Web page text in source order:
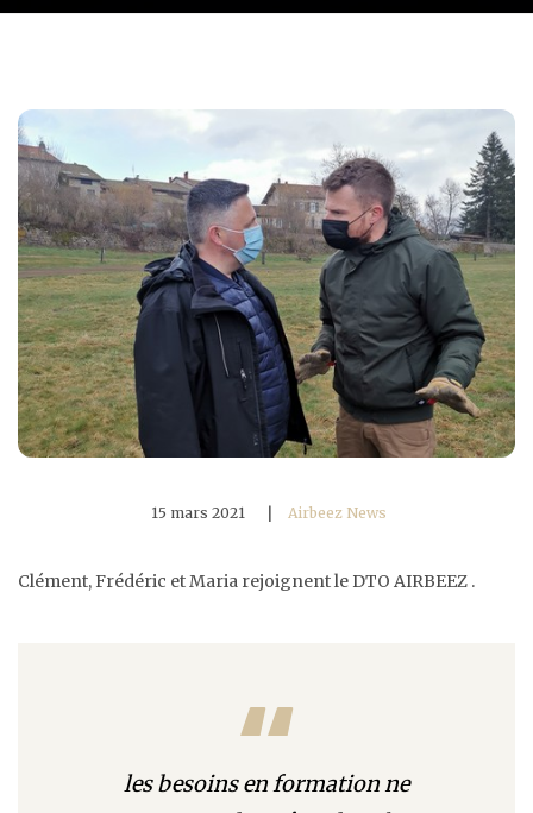
15 mars 2021 Airbeez News
Clément, Frédéric et Maria rejoignent le DTO AIRBEEZ .
les besoins en formation ne